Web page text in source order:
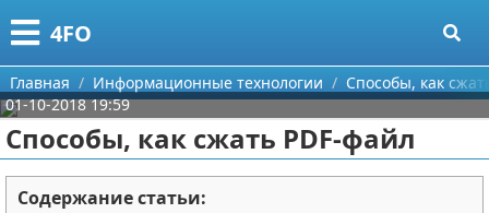
4FO
Меню
Главная
Категории
Медицина
Поиск
Главная Информационные технологии
Способы, как
01-10-2018 19:59
Способы, как сжать PDF-файл
Содержание статьи: